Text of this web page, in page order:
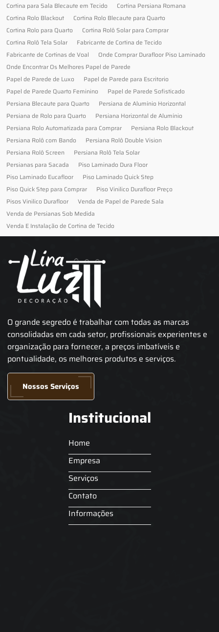
Cortina para Sala Blecaute em Tecido
Cortina Persiana Romana
Cortina Rolo Blackout
Cortina Rolo Blecaute para Quarto
Cortina Rolo para Quarto
Cortina Rolô Solar para Comprar
Cortina Rolô Tela Solar
Fabricante de Cortina de Tecido
Fabricante de Cortinas de Voal
Onde Comprar Durafloor Piso Laminado
Onde Encontrar Os Melhores Papel de Parede
Papel de Parede de Luxo
Papel de Parede para Escritorio
Papel de Parede Quarto Feminino
Papel de Parede Sofisticado
Persiana Blecaute para Quarto
Persiana de Alumínio Horizontal
Persiana de Rolo para Quarto
Persiana Horizontal de Alumínio
Persiana Rolo Automatizada para Comprar
Persiana Rolo Blackout
Persiana Rolô com Bando
Persiana Rolô Double Vision
Persiana Rolô Screen
Persiana Rolô Tela Solar
Persianas para Sacada
Piso Laminado Dura Floor
Piso Laminado Eucafloor
Piso Laminado Quick Step
Piso Quick Step para Comprar
Piso Vinilico Durafloor Preço
Pisos Vinilico Durafloor
Venda de Papel de Parede Sala
Venda de Persianas Sob Medida
Venda E Instalação de Cortina de Tecido
O grande segredo é trabalhar com todas as marcas
consolidadas em cada setor, profissionais experientes e
organização para fornecer, a preços imbatíveis e
pontualidade, os melhores produtos e serviços.
Nossos Serviços
Institucional
Home
Empresa
Serviços
Contato
Informações